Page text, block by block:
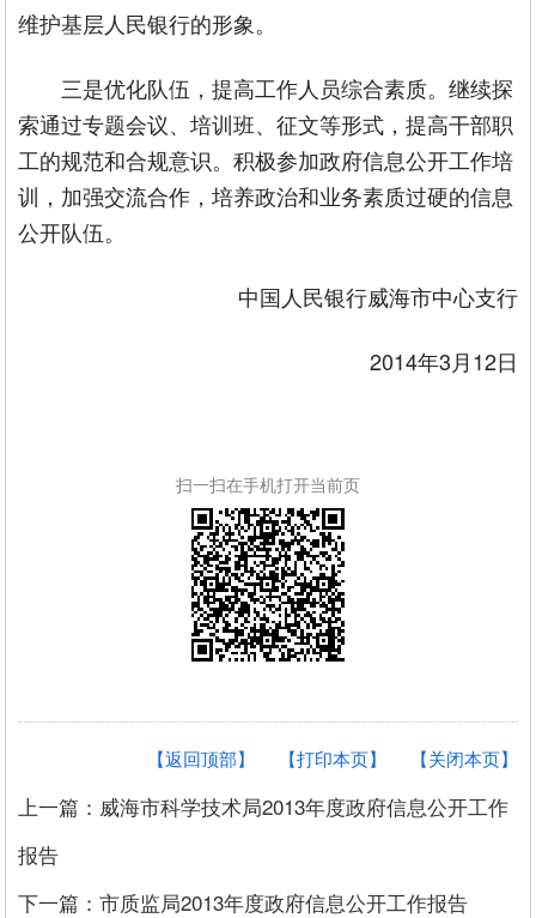
维护基层人民银行的形象。
三是优化队伍，提高工作人员综合素质。继续探
索通过专题会议、培训班、征文等形式，提高干部职
工的规范和合规意识。积极参加政府信息公开工作培
训，加强交流合作，培养政治和业务素质过硬的信息
公开队伍。
中国人民银行威海市中心支行
2014年3月12日
扫一扫在手机打开当前页
【关闭本页】
【打印本页】
【返回顶部】
上一篇：威海市科学技术局2013年度政府信息公开工作
报告
下一篇：市质监局2013年度政府信息公开工作报告